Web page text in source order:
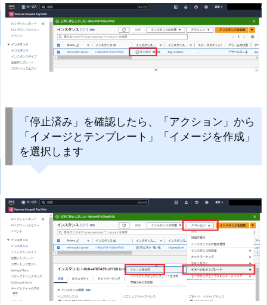
「停止済み」を確認したら、「アクション」から
「イメージとテンプレート」「イメージを作成」
を選択します